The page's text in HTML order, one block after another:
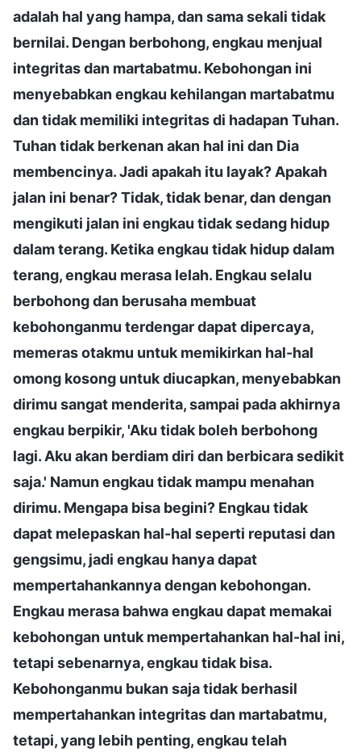
adalah hal yang hampa, dan sama sekali tidak
bernilai. Dengan berbohong, engkau menjual
integritas dan martabatmu. Kebohongan ini
menyebabkan engkau kehilangan martabatmu
dan tidak memiliki integritas di hadapan Tuhan.
Tuhan tidak berkenan akan hal ini dan Dia
membencinya. Jadi apakah itu layak? Apakah
jalan ini benar? Tidak, tidak benar, dan dengan
mengikuti jalan ini engkau tidak sedang hidup
dalam terang. Ketika engkau tidak hidup dalam
terang, engkau merasa lelah. Engkau selalu
berbohong dan berusaha membuat
kebohonganmu terdengar dapat dipercaya,
memeras otakmu untuk memikirkan hal-hal
omong kosong untuk diucapkan, menyebabkan
dirimu sangat menderita, sampai pada akhirnya
engkau berpikir, 'Aku tidak boleh berbohong
lagi. Aku akan berdiam diri dan berbicara sedikit
saja.' Namun engkau tidak mampu menahan
dirimu. Mengapa bisa begini? Engkau tidak
dapat melepaskan hal-hal seperti reputasi dan
gengsimu, jadi engkau hanya dapat
mempertahankannya dengan kebohongan.
Engkau merasa bahwa engkau dapat memakai
kebohongan untuk mempertahankan hal-hal ini,
tetapi sebenarnya, engkau tidak bisa.
Kebohonganmu bukan saja tidak berhasil
mempertahankan integritas dan martabatmu,
tetapi, yang lebih penting, engkau telah